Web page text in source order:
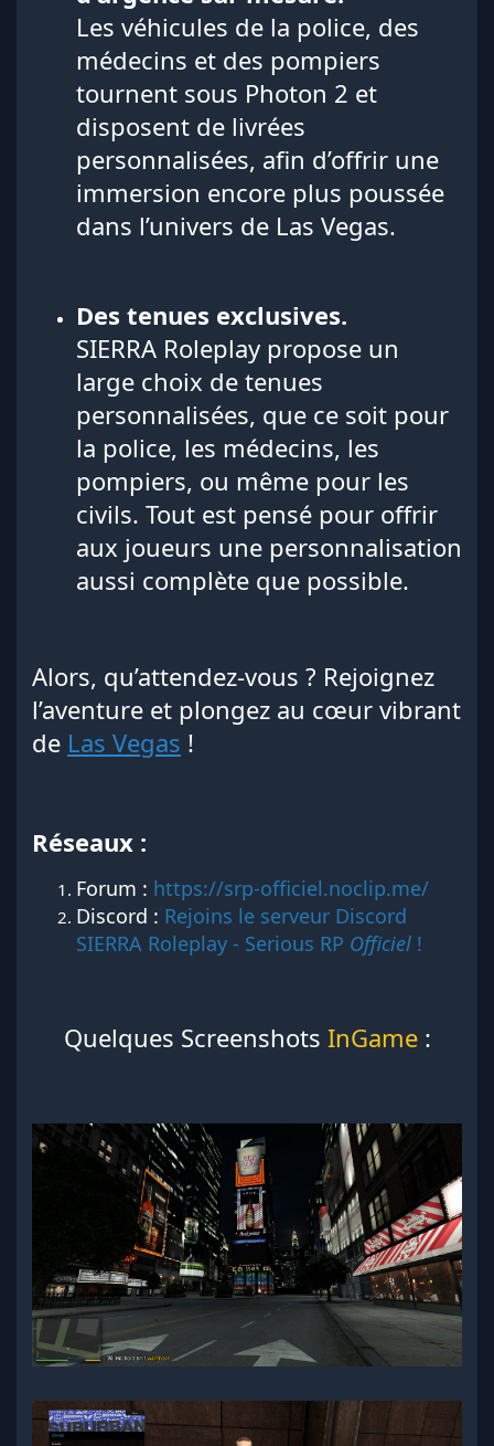
Les véhicules de la police, des
médecins et des pompiers
tournent sous Photon 2 et
disposent de livrées
personnalisées, afin d’offrir une
immersion encore plus poussée
dans l’univers de Las Vegas.
Des tenues exclusives.
SIERRA Roleplay propose un
large choix de tenues
personnalisées, que ce soit pour
la police, les médecins, les
pompiers, ou même pour les
civils. Tout est pensé pour offrir
aux joueurs une personnalisation
aussi complète que possible.
Alors, qu’attendez-vous ? Rejoignez
l’aventure et plongez au cœur vibrant
de Las Vegas !
Réseaux :
Forum : https://srp-officiel.noclip.me/
Discord : Rejoins le serveur Discord
SIERRA Roleplay - Serious RP Officiel !
Quelques Screenshots InGame: